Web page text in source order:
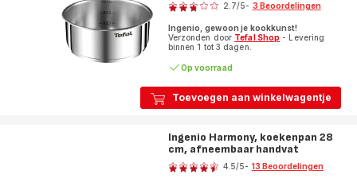
Toevoegen aan winkelwagentje
2.7/5- 3 Beoordelingen
Ingenio, gewoon je kookkunst!
Verzonden door Tefal Shop - Levering
binnen 1 tot 3 dagen.
Op voorraad
Ingenio Harmony, koekenpan 28
cm, afneembaar handvat
Beoordeling
4.5/5- 13 Beoordelingen